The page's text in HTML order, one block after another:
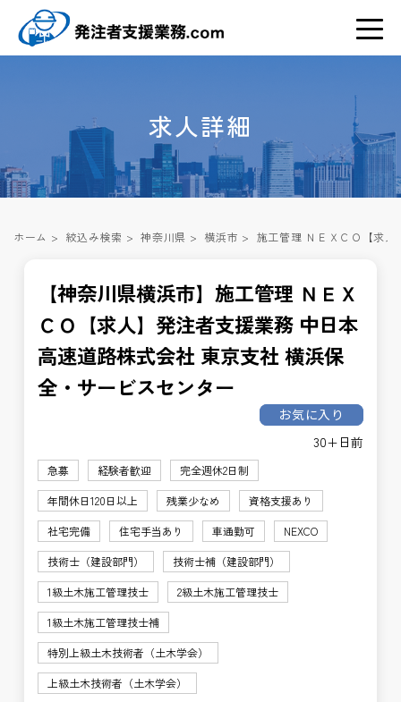
求人詳細
ホーム > 絞込み検索 > 神奈川県 > 横浜市 > 施工管理 ＮＥＸＣＯ【求
【神奈川県横浜市】施工管理 ＮＥＸ
ＣＯ【求人】発注者支援業務 中日本
高速道路株式会社 東京支社 横浜保
全・サービスセンター
お気に入り
30+日前
急募 経験者歓迎
完全週休2日制
年間休日120日以上
残業少なめ
資格支援あり
社宅完備
住宅手当あり 車通勤可
NEXCO
技術士（建設部門）
技術士補（建設部門）
1級土木施工管理技士
2級土木施工管理技士
1級土木施工管理技士補
特別上級土木技術者（土木学会）
上級土木技術者（土木学会）